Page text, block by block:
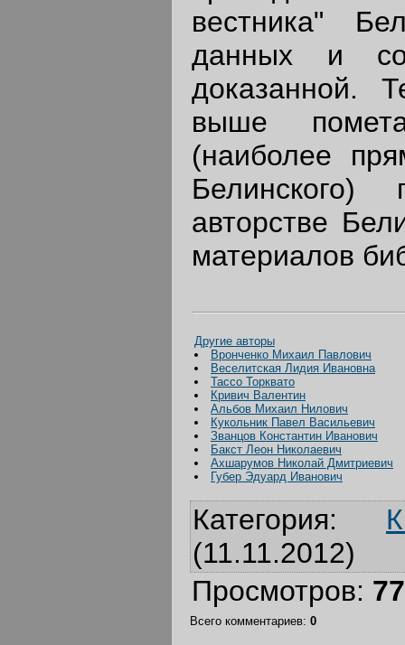
вестника"
данных и
доказанной.
выше
(наиболее
авторстве
материалов
Другие авторы
Вронченко Михаил Павлович
Веселитская Лидия Ивановна
Тассо Торквато
Кривич Валентин
Альбов Михаил Нилович
Кукольник Павел Васильевич
Званцов Константин Иванович
Бакст Леон Николаевич
Ахшарумов Николай Дмитриевич
Губер Эдуард Иванович
Категория:
(11.11.2012)
Просмотров:
Всего комментариев: 0